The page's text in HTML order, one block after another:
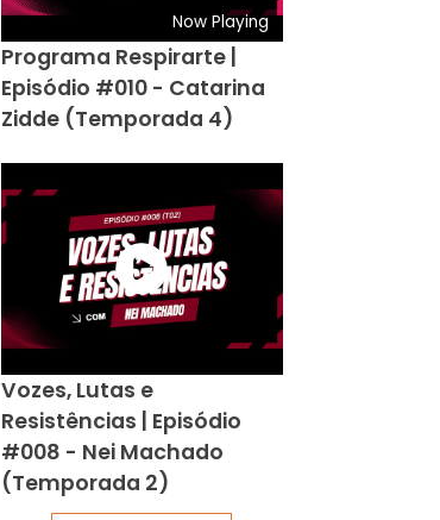
Now Playing
Programa Respirarte |
Episódio #010 - Catarina
Zidde (Temporada 4)
Vozes, Lutas e
Resistências | Episódio
#008 - Nei Machado
(Temporada 2)